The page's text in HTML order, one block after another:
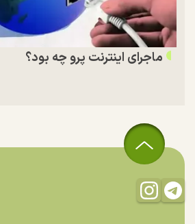
ماجرای اینترنت پرو چه بود؟